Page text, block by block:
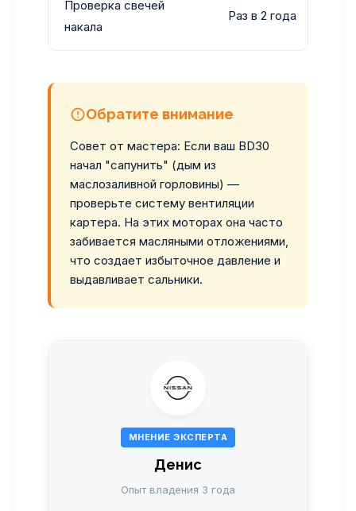
Проверка свечей
накала
Раз в 2 года
Обратите внимание
Совет от мастера: Если ваш BD30
начал "сапунить" (дым из
маслозаливной горловины) —
проверьте систему вентиляции
картера. На этих моторах она часто
забивается масляными отложениями,
что создает избыточное давление и
выдавливает сальники.
МНЕНИЕ ЭКСПЕРТА
Денис
Опыт владения 3 года